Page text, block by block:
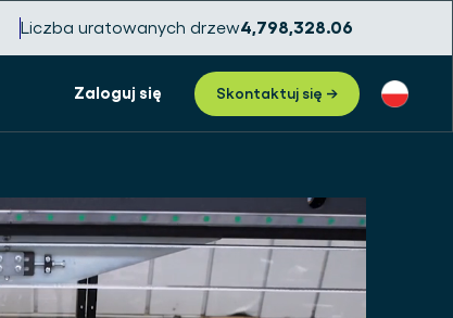
Liczba uratowanych drzew4,798,328.10
Zaloguj się Skontaktuj się →